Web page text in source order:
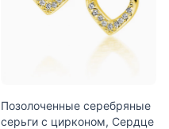
Позолоченные серебряные
серьги с цирконом, Сердце